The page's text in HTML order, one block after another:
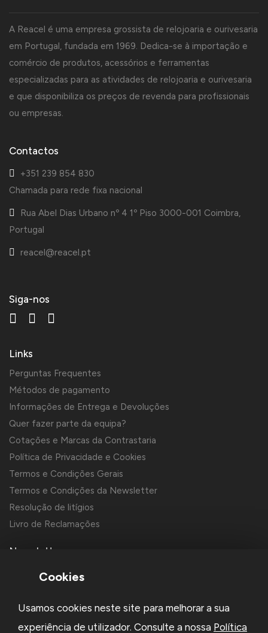
A Reacel é uma empresa grossista de relojoaria e ourivesaria
em Portugal, fundada em 1969. Dedica-se à importação e
comércio de produtos, acessórios e ferramentas
especializadas para as atividades de relojoaria e ourivesaria
e que disponibiliza os preços de revenda para profissionais
ou empresas.
Contactos
+351 239 854 830
Chamada para rede fixa nacional
Rua Abel Dias Urbano nº 4 1º Piso 3000-001 Coimbra,
Portugal
reacel@reacel.pt
Siga-nos
Links
Perguntas Frequentes
Métodos de pagamento
Informações de Entrega e Devoluções
Quer fazer parte da equipa?
Cotações e Marcas da Contrastaria
Política de Privacidade e Cookies
Termos e Condições Gerais
Termos e Condições da Newsletter
Resolução de litígios
Livro de Reclamações
Newsletter
Cookies
Usamos cookies neste site para melhorar a sua
experiência de utilizador. Consulte a nossa Política